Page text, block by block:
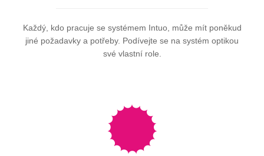
Každý, kdo pracuje se systémem Intuo, může mít poněkud
jiné požadavky a potřeby. Podívejte se na systém optikou
své vlastní role.